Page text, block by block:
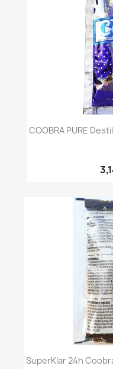
COOBRA PURE
SuperKlar 24h Coobra